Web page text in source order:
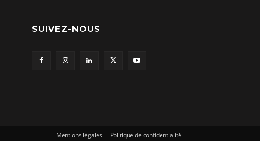
SUIVEZ-NOUS
Mentions légales Politique de confidentialité